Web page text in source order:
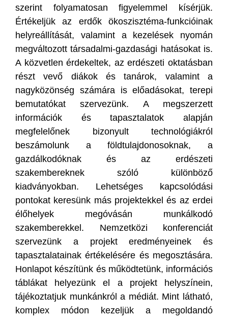
szerint folyamatosan figyelemmel kísérjük.
Értékeljük az erdők ökoszisztéma-funkcióinak
helyreállítását, valamint a kezelések nyomán
megváltozott társadalmi-gazdasági hatásokat is.
A közvetlen érdekeltek, az erdészeti oktatásban
részt vevő diákok és tanárok, valamint a
nagyközönség számára is előadásokat, terepi
bemutatókat szervezünk. A megszerzett
információk és tapasztalatok alapján
megfelelőnek bizonyult technológiákról
beszámolunk a földtulajdonosoknak, a
gazdálkodóknak és az erdészeti
szakembereknek szóló különböző
kiadványokban. Lehetséges kapcsolódási
pontokat keresünk más projektekkel és az erdei
élőhelyek megóvásán munkálkodó
szakemberekkel. Nemzetközi konferenciát
szervezünk a projekt eredményeinek és
tapasztalatainak értékelésére és megosztására.
Honlapot készítünk és működtetünk, információs
táblákat helyezünk el a projekt helyszínein,
tájékoztatjuk munkánkról a médiát. Mint látható,
komplex módon kezeljük a megoldandó